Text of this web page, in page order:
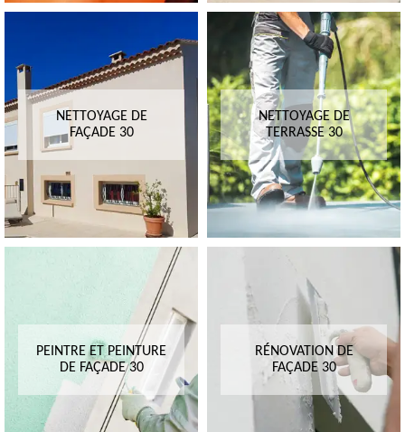
NETTOYAGE DE
FAÇADE 30
NETTOYAGE DE
TERRASSE 30
PEINTRE ET PEINTURE
DE FAÇADE 30
RÉNOVATION DE
FAÇADE 30